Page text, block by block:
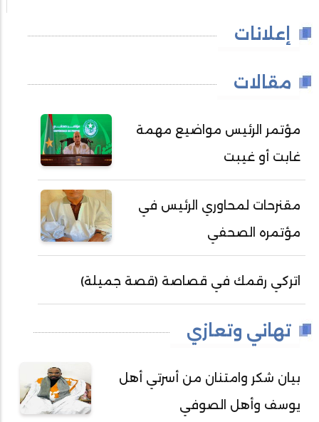
إعلانات
مقالات
مؤتمر الرئيس مواضيع مهمة
غابت أو غيبت
مقنرحات لمحاوري الرئيس في
مؤتمره الصحفي
اتركي رقمك في قصاصة (قصة جميلة)
تهاني وتعازي
بيان شكر وامتنان من أسرتي أهل
يوسف وأهل الصوفي